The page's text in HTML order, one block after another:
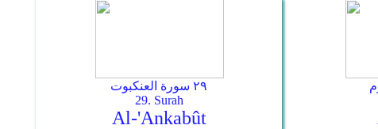
٢٩ سورة العنكبوت
29. Surah
Al-'Ankabût